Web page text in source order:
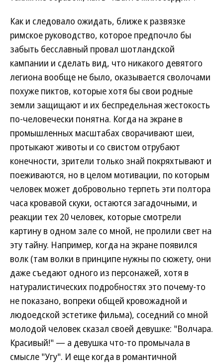
Как и следовало ожидать, ближе к развязке
римское руководство, которое предпочло бы
забыть бесславный провал шотландской
кампании и сделать вид, что никакого девятого
легиона вообще не было, оказывается сволочами
похуже пиктов, которые хотя бы свои родные
земли защищают и их беспредельная жестокость
по-человечески понятна. Когда на экране в
промышленных масштабах сворачивают шеи,
протыкают животы и со свистом отрубают
конечности, зрители только знай покряхтывают и
поеживаются, но в целом мотивации, по которым
человек может добровольно терпеть эти полтора
часа кровавой скуки, остаются загадочными, и
реакции тех 20 человек, которые смотрели
картину в одном зале со мной, не пролили свет на
эту тайну. Например, когда на экране появился
волк (там волки в принципе нужны по сюжету, они
даже съедают одного из персонажей, хотя в
натуралистических подробностях это почему-то
не показано, вопреки общей кровожадной и
людоедской эстетике фильма), соседний со мной
молодой человек сказал своей девушке: "Волчара.
Красивый!" — а девушка что-то промычала в
смысле "Угу". И еще когда в романтичной